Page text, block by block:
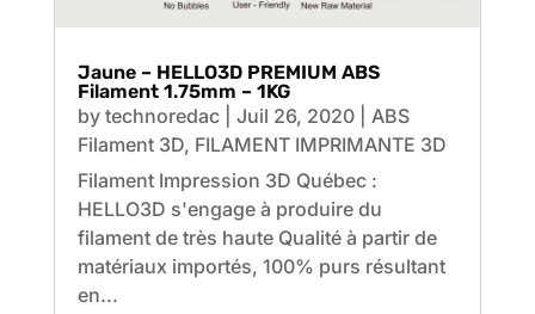
Jaune – HELLO3D PREMIUM ABS
Filament 1.75mm – 1KG
by technoredac| Juil 26, 2020| ABS
Filament 3D, FILAMENT IMPRIMANTE 3D
Filament Impression 3D Québec :
HELLO3D s'engage à produire du
filament de très haute Qualité à partir de
matériaux importés, 100% purs résultant
en...